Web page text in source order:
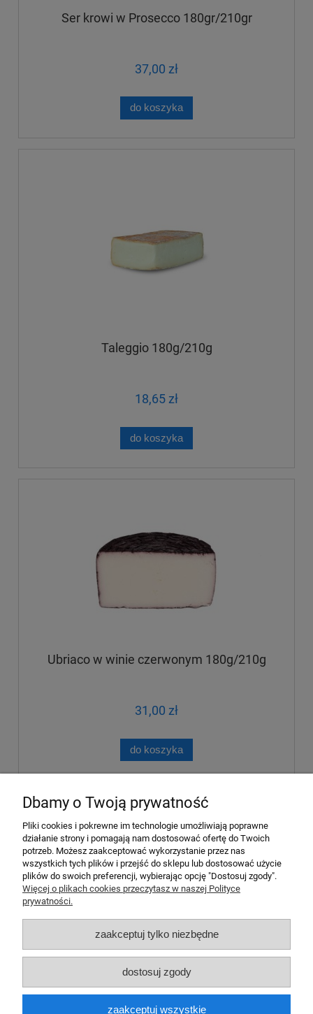
Ser krowi w Prosecco 180gr/210gr
37,00 zł
do koszyka
Taleggio 180g/210g
18,65 zł
do koszyka
Ubriaco w winie czerwonym 180g/210g
31,00 zł
do koszyka
O nas
Pomoc
Informacje
Dbamy o Twoją prywatność
Pliki cookies i pokrewne im technologie umożliwiają poprawne
działanie strony i pomagają nam dostosować ofertę do Twoich
potrzeb. Możesz zaakceptować wykorzystanie przez nas
wszystkich tych plików i przejść do sklepu lub dostosować użycie
plików do swoich preferencji, wybierając opcję "Dostosuj zgody".
Więcej o plikach cookies przeczytasz w naszej Polityce
prywatności.
zaakceptuj tylko niezbędne
dostosuj zgody
zaakceptuj wszystkie